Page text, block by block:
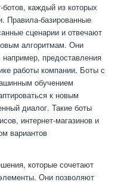
каждый из которых
Правила-базированные
сценарии и отвечают
алгоритмам. Они
предоставления
работы компании. Боты с
обучением
к новым
диалог. Такие боты
интернет-магазинов и
вариантов
которые сочетают
Они позволяют